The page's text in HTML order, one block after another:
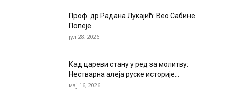
Проф. др Радана Лукајић: Вео Сабине
Попеје
јул 28, 2026
Кад цареви стану у ред за молитву:
Нестварна алеја руске историје...
мај 16, 2026